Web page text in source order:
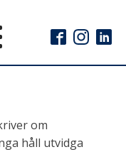
om
håll utvidga